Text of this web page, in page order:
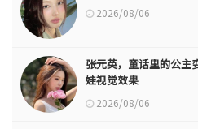
2026/08/06
张元英，童话里的公
娃视觉效果
2026/08/06